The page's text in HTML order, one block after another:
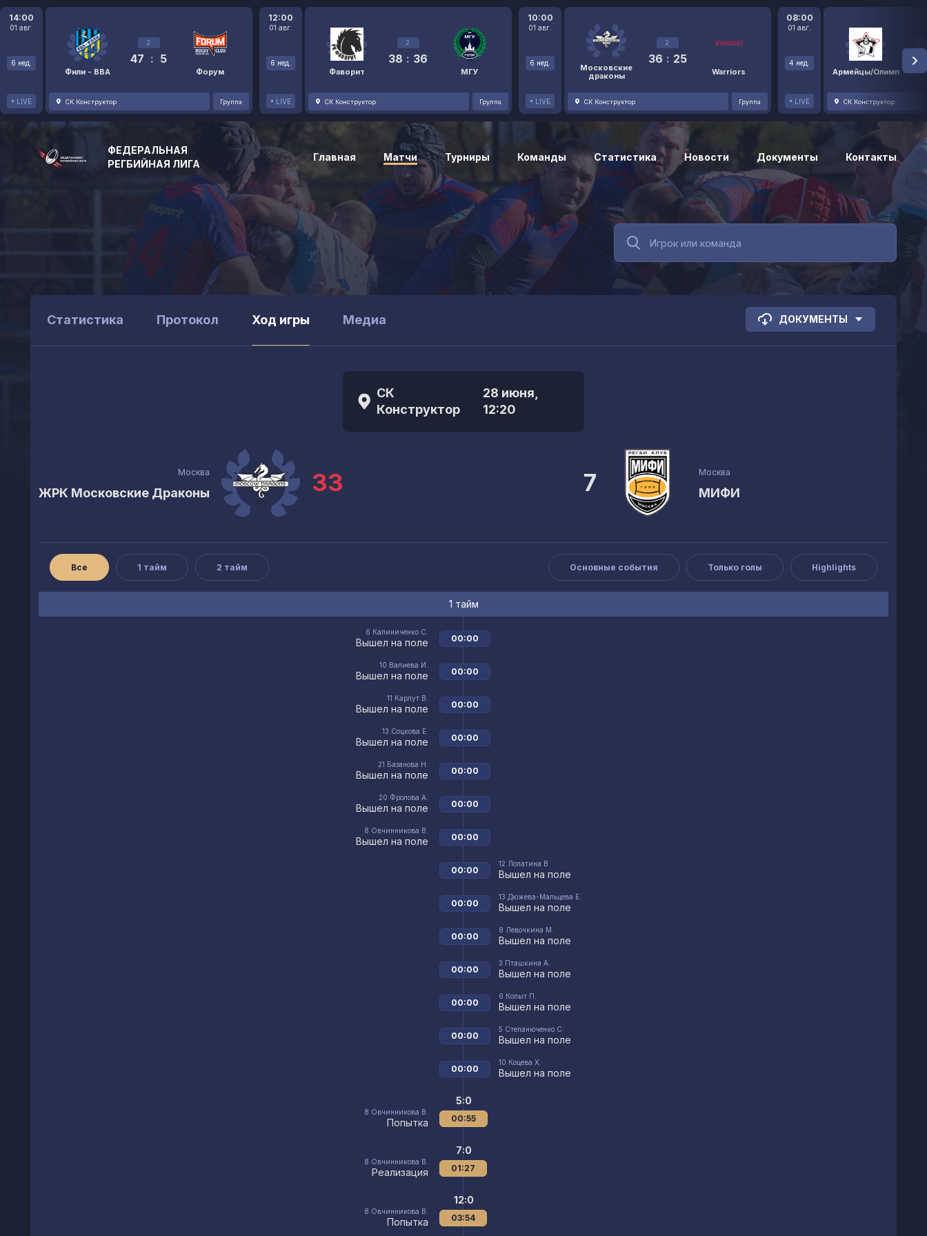
14:00
01 авг.
6 нед.
LIVE
Фили - ВВА
2
47 : 5
Форум
СК Конструктор Группа
12:00
01 авг.
6 нед.
LIVE
Фаворит
2
38 : 36
МГУ
СК Конструктор Группа
10:00
01 авг.
6 нед.
LIVE
Московские
драконы
2
36 : 25
Warriors
СК Конструктор Группа
08:00
01 авг.
4 нед.
LIVE
Армейцы/Олимп
48
СК Конструктор
ФЕДЕРАЛЬНАЯ
РЕГБИЙНАЯ ЛИГА
Главная Матчи Турниры Команды Статистика Новости Документы Контакты
Статистика Протокол Ход игры Медиа ДОКУМЕНТЫ
СК
Конструктор
28 июня,
12:20
Москва
ЖРК Московские Драконы 33 Москва
МИФИ
7
Все 1 тайм 2 тайм Основные события Только голы Highlights
1 тайм
6 Калиниченко С.
Вышел на поле 00:00
10 Валиева И.
Вышел на поле 00:00
11 Карлут В.
Вышел на поле 00:00
13 Соцкова Е.
Вышел на поле 00:00
21 Базанова Н.
Вышел на поле 00:00
20 Фролова А.
Вышел на поле 00:00
8 Овчинникова В.
Вышел на поле 00:00
12 Лопатина В.
Вышел на поле
00:00
13 Дюжева-Мальцева Е.
Вышел на поле
00:00
8 Левочкина М.
Вышел на поле
00:00
3 Пташкина А.
Вышел на поле
00:00
6 Копыт П.
Вышел на поле
00:00
5 Степанюченко С.
Вышел на поле
00:00
10 Коцева Х.
Вышел на поле
00:00
8 Овчинникова В.
Попытка
5:0
00:55
8 Овчинникова В.
Реализация
7:0
01:27
8 Овчинникова В.
Попытка
12:0
03:54